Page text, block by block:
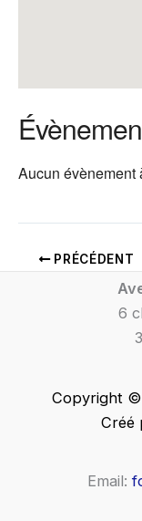
Aucun évènement
PRÉCÉDENT
6
Copyright ©
Créé
Email: